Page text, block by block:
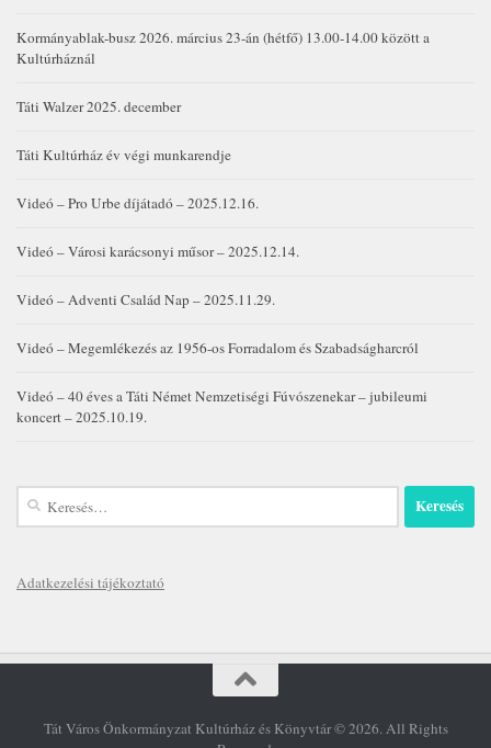
Kormányablak-busz 2026. március 23-án (hétfő) 13.00-14.00 között a
Kultúrháznál
Táti Walzer 2025. december
Táti Kultúrház év végi munkarendje
Videó – Pro Urbe díjátadó – 2025.12.16.
Videó – Városi karácsonyi műsor – 2025.12.14.
Videó – Adventi Család Nap – 2025.11.29.
Videó – Megemlékezés az 1956-os Forradalom és Szabadságharcról
Videó – 40 éves a Táti Német Nemzetiségi Fúvószenekar – jubileumi
koncert – 2025.10.19.
Keresés:
Adatkezelési tájékoztató
Tát Város Önkormányzat Kultúrház és Könyvtár © 2026. All Rights